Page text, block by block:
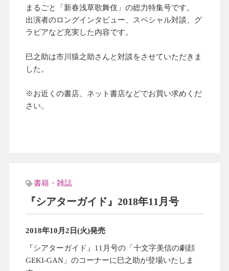
まるごと「新春浅草歌舞伎」の総力特集号です。
出演者のロングインタビュー、スペシャル対談、グ
ラビアなど充実した内容です。
巳之助は市川猿之助さんと対談をさせていただきま
した。
※お近くの書店、ネット書店などでお買い求めくだ
さい。
書籍・雑誌
『シアターガイド』2018年11月号
2018年10月2日(火)発売
『シアターガイド』11月号の「十文字美信の劇顔
GEKI-GAN」のコーナーに巳之助が登場いたしま